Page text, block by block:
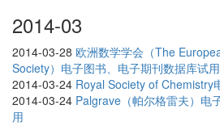
2014-03
2014-03-28 欧洲数学学会（The
Society）电子图书、电子期刊数据库试用
2014-03-24 Royal Society of Chemistry
2014-03-24 Palgrave（帕尔格雷夫）电
用